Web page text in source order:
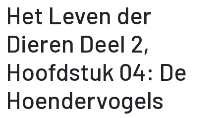
Het Leven der
Dieren Deel 2,
Hoofdstuk 04: De
Hoendervogels